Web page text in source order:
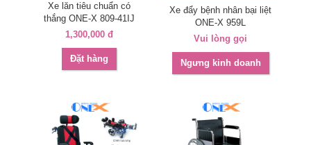
Xe lăn tiêu chuẩn có
thắng ONE-X 809-41IJ
1,300,000 đ
Đặt hàng
Xe đẩy bệnh nhân bại liệt
ONE-X 959L
Vui lòng gọi
Ngưng kinh doanh